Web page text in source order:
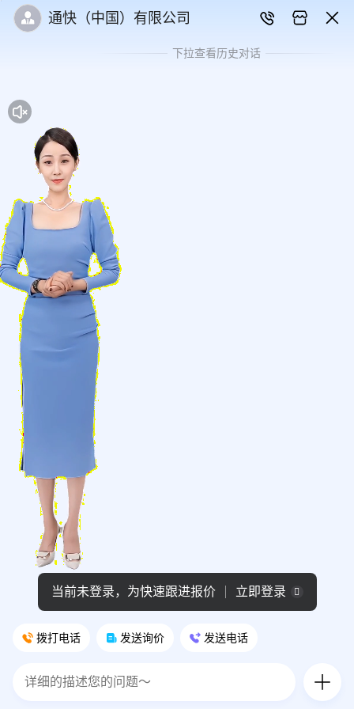
通快（中国）有限公司
下拉查看历史对话
拨打电话 发送询价 发送电话
当前未登录，为快速跟进报价 立即登录